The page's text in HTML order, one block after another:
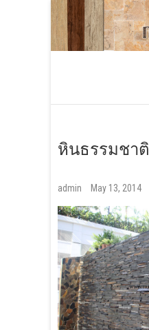
o
หินธรรมชาติ
admin May 13, 2014